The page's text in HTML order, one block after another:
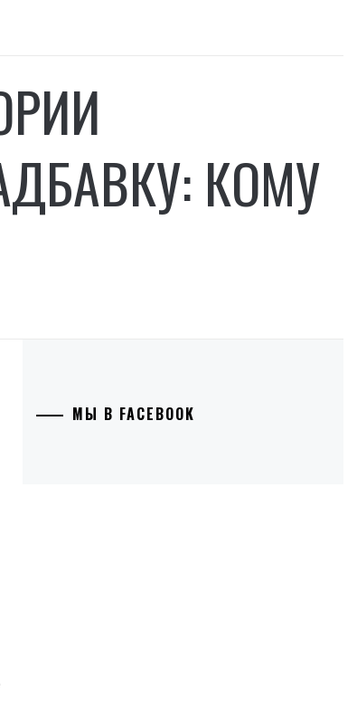
КОМУ
МЫ В FACEBOOK